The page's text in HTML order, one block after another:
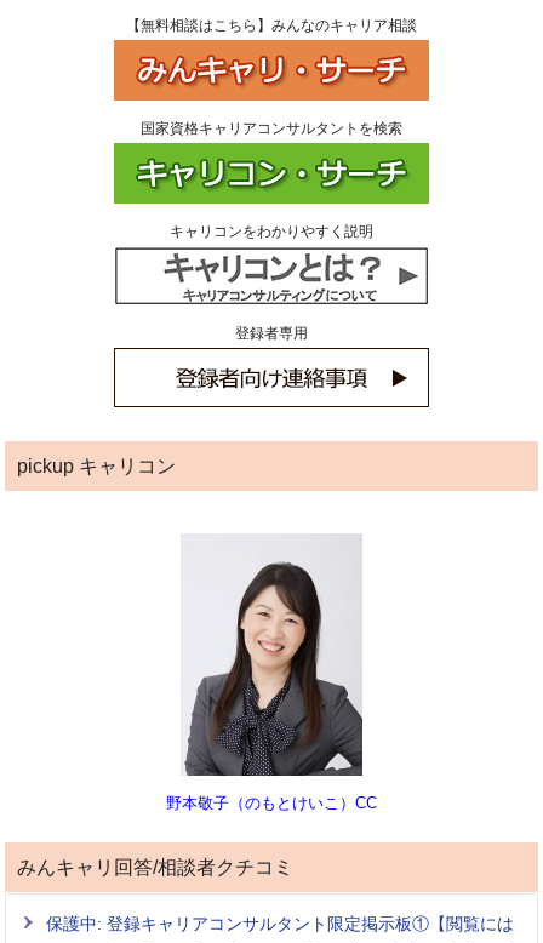
【無料相談はこちら】みんなのキャリア相談
国家資格キャリアコンサルタントを検索
キャリコンをわかりやすく説明
登録者専用
pickup キャリコン
野本敬子（のもとけいこ）CC
みんキャリ回答/相談者クチコミ
保護中: 登録キャリアコンサルタント限定掲示板①【閲覧には